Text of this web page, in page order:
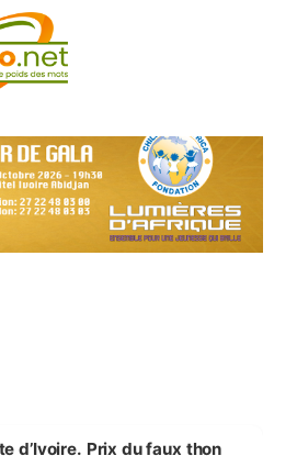
d’Ivoire. Prix du faux thon